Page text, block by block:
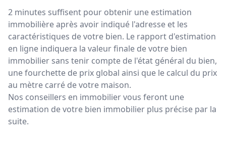
2 minutes suffisent pour obtenir une estimation
immobilière après avoir indiqué l'adresse et les
caractéristiques de votre bien. Le rapport d'estimation
en ligne indiquera la valeur finale de votre bien
immobilier sans tenir compte de l'état général du bien,
une fourchette de prix global ainsi que le calcul du prix
au mètre carré de votre maison.
Nos conseillers en immobilier vous feront une
estimation de votre bien immobilier plus précise par la
suite.